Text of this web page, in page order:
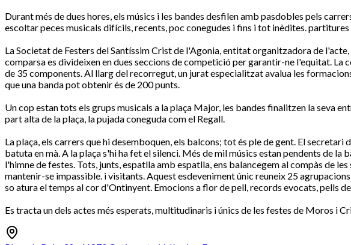
Durant més de dues hores, els músics i les bandes desfilen amb pasdobles pels
escoltar peces musicals difícils, recents, poc conegudes i fins i tot inèdites.
La Societat de Festers del Santíssim Crist de l'Agonia, entitat organitzadora de
comparsa es divideixen en dues seccions de competició per garantir-ne l'equitat. La
de 35 components. Al llarg del recorregut, un jurat especialitzat avalua les
que una banda pot obtenir és de 200 punts.
Un cop estan tots els grups musicals a la plaça Major, les bandes finalitzen la seva
part alta de la plaça, la pujada coneguda com el Regall.
La plaça, els carrers que hi desemboquen, els balcons; tot és ple de gent. El
batuta en mà. A la plaça s'hi ha fet el silenci. Més de mil músics estan pendents de
l'himne de festes. Tots, junts, espatlla amb espatlla, ens balancegem al compàs de
mantenir-se impassible. i visitants. Aquest esdeveniment únic reuneix 25
so atura el temps al cor d'Ontinyent. Emocions a flor de pell, records evocats, pells
Es tracta un dels actes més esperats, multitudinaris i únics de les festes de Moros i